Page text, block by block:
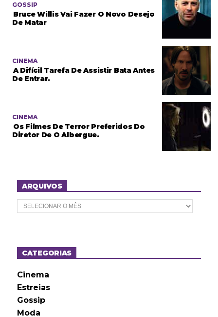
GOSSIP
Bruce Willis Vai Fazer O Novo Desejo
De Matar
CINEMA
A Difícil Tarefa De Assistir Bata Antes
De Entrar.
CINEMA
Os Filmes De Terror Preferidos Do
Diretor De O Albergue.
ARQUIVOS
A
r
o
sCATEGORIAS
Cinema
Estreias
Gossip
Moda